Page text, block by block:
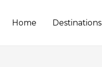
Home Destinations